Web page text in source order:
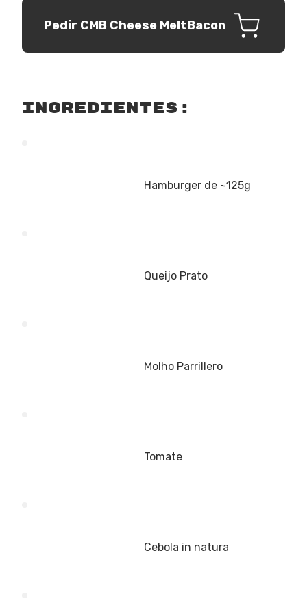
Pedir CMB Cheese MeltBacon
ingredientes:
Hamburger de ~125g
Queijo Prato
Molho Parrillero
Tomate
Cebola in natura